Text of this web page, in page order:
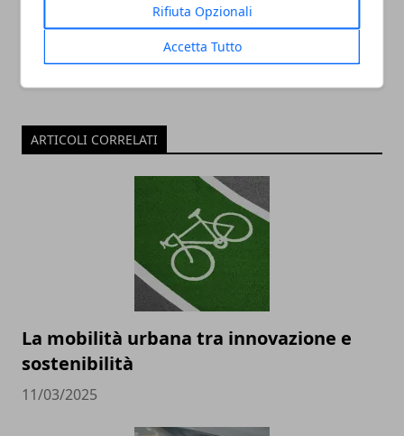
Rifiuta Opzionali
Accetta Tutto
ARTICOLI CORRELATI
La mobilità urbana tra innovazione e
sostenibilità
11/03/2025